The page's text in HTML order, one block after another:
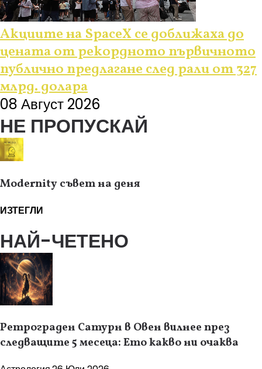
Акциите на SpaceX се доближаха до
цената от рекордното първичното
публично предлагане след рали от 327
млрд. долара
08 Август 2026
НЕ ПРОПУСКАЙ
Modernity съвет на деня
ИЗТЕГЛИ
НАЙ-ЧЕТЕНО
Ретрограден Сатурн в Овен вилнее през
следващите 5 месеца: Ето какво ни очаква